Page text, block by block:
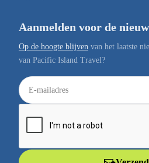
Aanmelden voor de
Op de hoogte blijven van het laatste
van Pacific Island Travel?
E
-